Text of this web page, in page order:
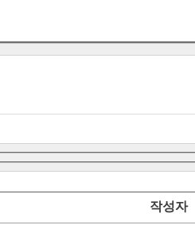
작성자